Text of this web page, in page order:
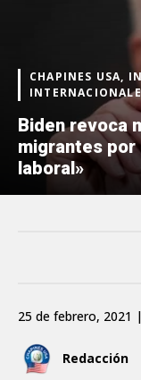
CHAPINES USA,
Biden revoca
migrantes
laboral»
Redacción
25 de febrero, 2021